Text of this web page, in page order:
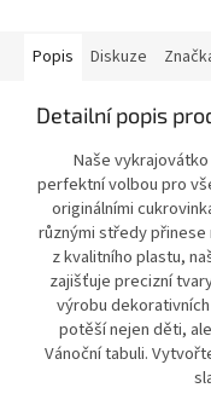
Popis Diskuze
Detailní popis
Naše
perfektní volbou pro
originálními
různými středy přinese
z kvalitního plastu,
zajišťuje precizní
výrobu
potěší nejen děti,
Vánoční tabuli.